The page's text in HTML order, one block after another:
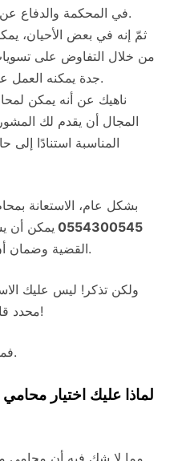
في المحكمة والدفاع عن موقفك بشكل كامل.
ثمّ إنه في بعض الأحيان،
من خلال التفاوض على
جدة يمكنه العمل على ذلك بشكل أفضل.
ناهيك عن أنه يمكن
المجال أن يقدم لك
المناسبة استنادًا
بشكل عام، الاستعانة
0554300545 يمكن أن
القضية وضمان أن حقوقك محمية بشكل كامل.
ولكن تذكر! ليس عليك
محدد قادر على تحصيل كامل حقوقك!
فمن هو؟ تابع معنا الفقرة التالية.
لماذا عليك اختيار
مما لا شك فيه أن محامي